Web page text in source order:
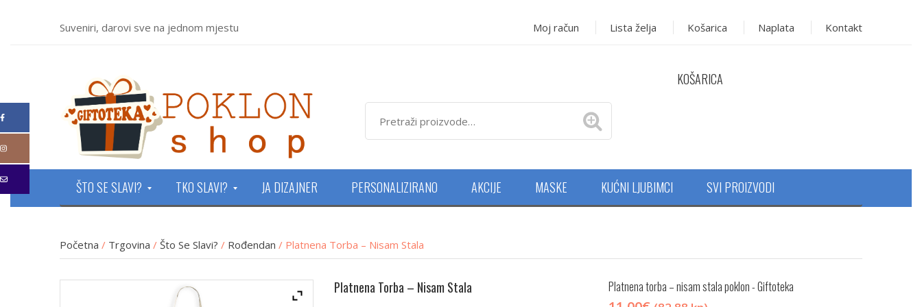
Suveniri, darovi sve na jednom mjestu Moj račun Lista želja Košarica Naplata Kontakt
KOŠARICA
ŠTO SE SLAVI? TKO SLAVI? JA DIZAJNER PERSONALIZIRANO AKCIJE MASKE KUĆNI LJUBIMCI SVI PROIZVODI
Početna / Trgovina / Što Se Slavi? / Rođendan / Platnena Torba – Nisam Stala
Platnena Torba – Nisam Stala Platnena torba – nisam stalapoklon - Giftoteka